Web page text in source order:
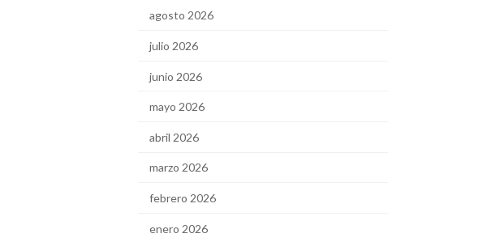
agosto 2026
julio 2026
junio 2026
mayo 2026
abril 2026
marzo 2026
febrero 2026
enero 2026